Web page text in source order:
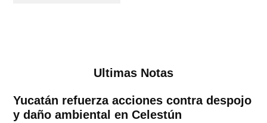
Ultimas Notas
Yucatán refuerza acciones contra despojo
y daño ambiental en Celestún